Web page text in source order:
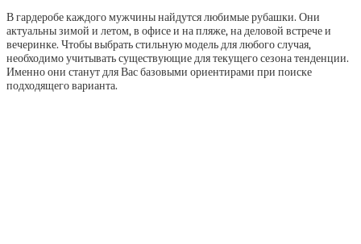
В гардеробе каждого мужчины найдутся любимые рубашки. Они
актуальны зимой и летом, в офисе и на пляже, на деловой встрече и
вечеринке. Чтобы выбрать стильную модель для любого случая,
необходимо учитывать существующие для текущего сезона тенденции.
Именно они станут для Вас базовыми ориентирами при поиске
подходящего варианта.